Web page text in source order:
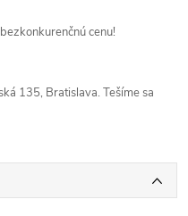
cenu!
135, Bratislava. Tešíme sa